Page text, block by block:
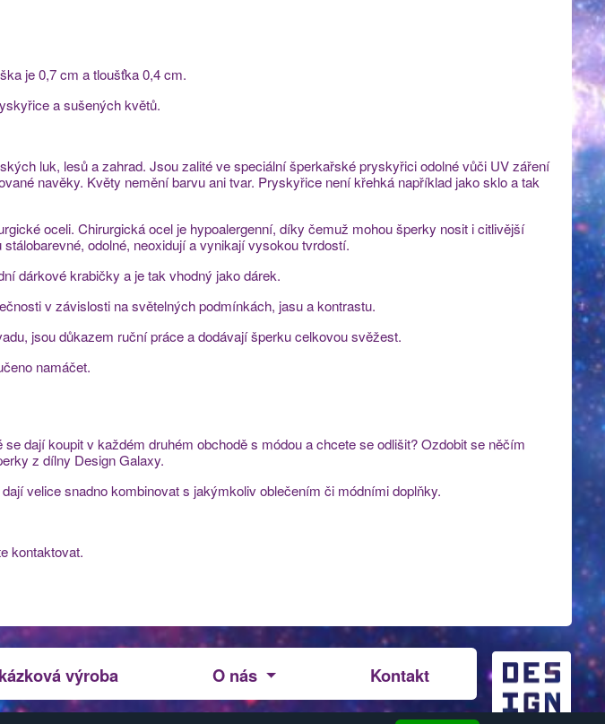
je 0,7 cm a tloušťka 0,4 cm.
a sušených květů.
luk, lesů a zahrad. Jsou zalité ve speciální šperkařské pryskyřici odolné vůči UV záření
navěky. Květy nemění barvu ani tvar. Pryskyřice není křehká například jako sklo a tak
oceli. Chirurgická ocel je hypoalergenní, díky čemuž mohou šperky nosit i citlivější
odolné, neoxidují a vynikají vysokou tvrdostí.
dárkové krabičky a je tak vhodný jako dárek.
v závislosti na světelných podmínkách, jasu a kontrastu.
jsou důkazem ruční práce a dodávají šperku celkovou svěžest.
namáčet.
dají koupit v každém druhém obchodě s módou a chcete se odlišit? Ozdobit se něčím
z dílny Design Galaxy.
velice snadno kombinovat s jakýmkoliv oblečením či módními doplňky.
kontaktovat.
výroba O nás Kontakt